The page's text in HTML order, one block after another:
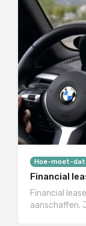
Hoe-moet-dat
Financial
Financial
aanschaffen.